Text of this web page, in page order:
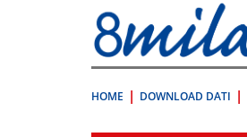
direttamente
a:
Contenuto
HOME DOWNLOAD DATI